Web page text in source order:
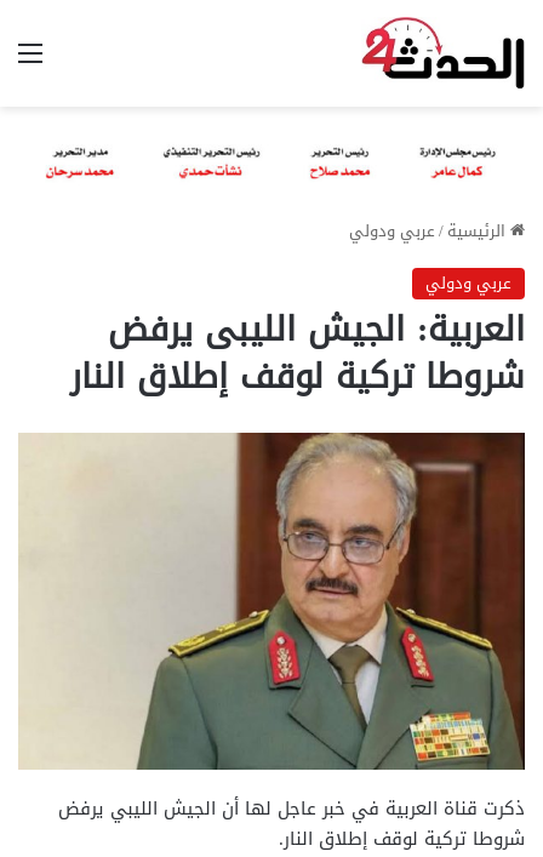
الرئيسية/عربي ودولي
عربي ودولي
العربية: الجيش الليبى يرفض
شروطا تركية لوقف إطلاق النار
ذكرت قناة العربية في خبر عاجل لها أن الجيش الليبي يرفض
شروطا تركية لوقف إطلاق النار.